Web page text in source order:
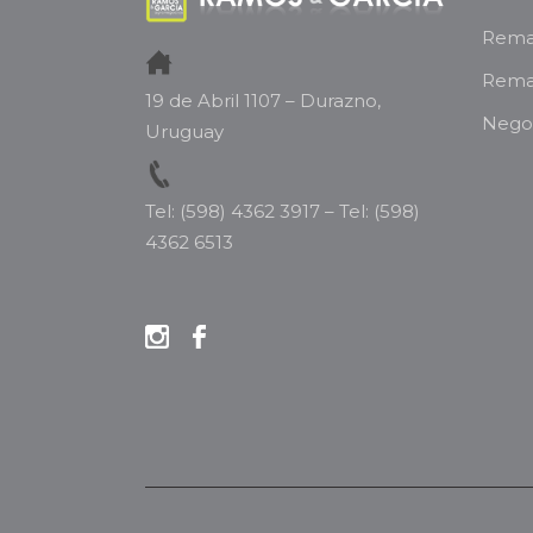
19 de Abril 1107 – Durazno,
Uruguay
Tel: (598) 4362 3917 – Tel: (598)
4362 6513